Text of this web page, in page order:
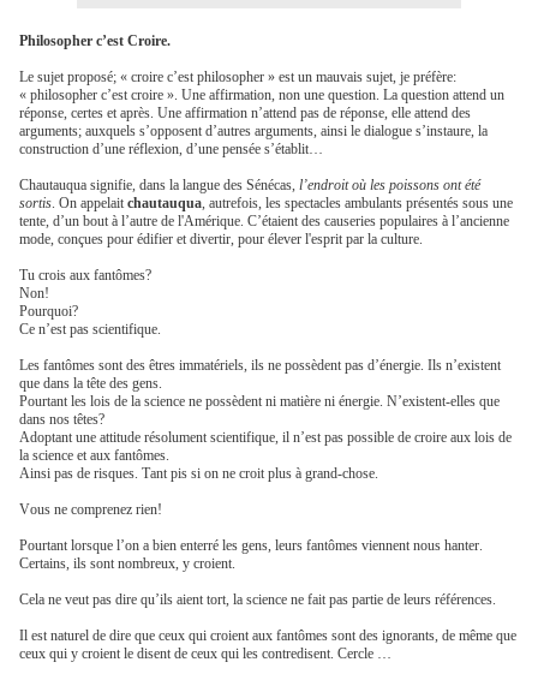
Philosopher c’est Croire.
Le sujet proposé; « croire c’est philosopher » est un mauvais sujet, je préfère:
« philosopher c’est croire ». Une affirmation, non une question. La question attend un
réponse, certes et après. Une affirmation n’attend pas de réponse, elle attend des
arguments; auxquels s’opposent d’autres arguments, ainsi le dialogue s’instaure, la
construction d’une réflexion, d’une pensée s’établit…
Chautauqua signifie, dans la langue des Sénécas, l’endroit où les poissons ont été
sortis. On appelait chautauqua, autrefois, les spectacles ambulants présentés sous une
tente, d’un bout à l’autre de l'Amérique. C’étaient des causeries populaires à l’ancienne
mode, conçues pour édifier et divertir, pour élever l'esprit par la culture.
Tu crois aux fantômes?
Non!
Pourquoi?
Ce n’est pas scientifique.
Les fantômes sont des êtres immatériels, ils ne possèdent pas d’énergie. Ils n’existent
que dans la tête des gens.
Pourtant les lois de la science ne possèdent ni matière ni énergie. N’existent-elles que
dans nos têtes?
Adoptant une attitude résolument scientifique, il n’est pas possible de croire aux lois de
la science et aux fantômes.
Ainsi pas de risques. Tant pis si on ne croit plus à grand-chose.
Vous ne comprenez rien!
Pourtant lorsque l’on a bien enterré les gens, leurs fantômes viennent nous hanter.
Certains, ils sont nombreux, y croient.
Cela ne veut pas dire qu’ils aient tort, la science ne fait pas partie de leurs références.
Il est naturel de dire que ceux qui croient aux fantômes sont des ignorants, de même que
ceux qui y croient le disent de ceux qui les contredisent. Cercle …